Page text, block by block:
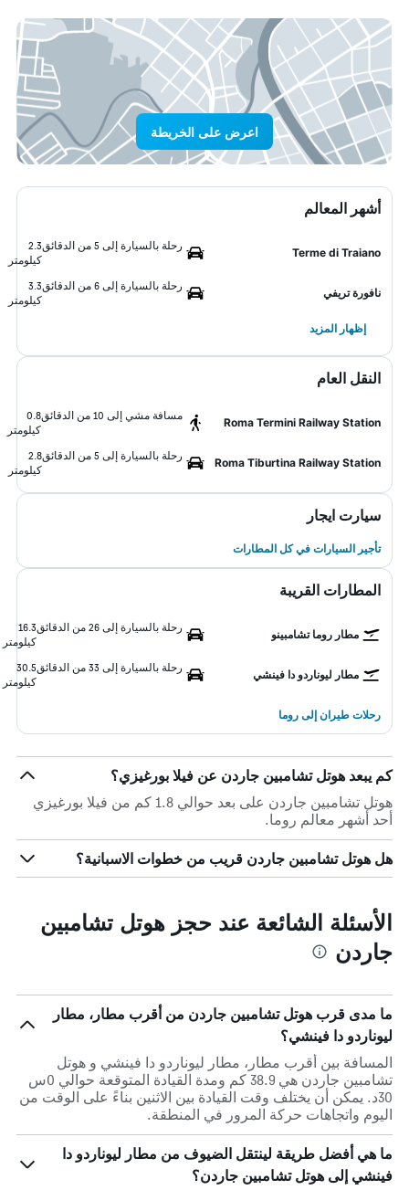
اعرض على الخريطة
أشهر المعالم
Terme di Traiano
رحلة بالسيارة إلى 5 من الدقائق
2.3
كيلومتر
نافورة تريفي
رحلة بالسيارة إلى 6 من الدقائق
3.3
كيلومتر
إظهار المزيد
النقل العام
Roma Termini Railway Station
مسافة مشي إلى 10 من الدقائق
0.8
كيلومتر
Roma Tiburtina Railway Station
رحلة بالسيارة إلى 5 من الدقائق
2.8
كيلومتر
سيارت ايجار
تأجير السيارات في كل المطارات
المطارات القريبة
مطار روما تشامبينو
رحلة بالسيارة إلى 26 من الدقائق
16.3
كيلومتر
مطار ليوناردو دا فينشي
رحلة بالسيارة إلى 33 من الدقائق
30.5
كيلومتر
رحلات طيران إلى روما
كم يبعد هوتل تشامبين جاردن عن فيلا بورغيزي؟
هوتل تشامبين جاردن على بعد حوالي 1.8 كم من فيلا بورغيزي
أحد أشهر معالم روما.
هل هوتل تشامبين جاردن قريب من خطوات الاسبانية؟
الأسئلة الشائعة عند حجز هوتل تشامبين
جاردن
ما مدى قرب هوتل تشامبين جاردن من أقرب مطار، مطار
ليوناردو دا فينشي؟
المسافة بين أقرب مطار، مطار ليوناردو دا فينشي و هوتل
تشامبين جاردن هي 38.9 كم ومدة القيادة المتوقعة حوالي 0س
30د. يمكن أن يختلف وقت القيادة بين الاثنين بناءً على الوقت من
اليوم واتجاهات حركة المرور في المنطقة.
ما هي أفضل طريقة لينتقل الضيوف من مطار ليوناردو دا
فينشي إلى هوتل تشامبين جاردن؟